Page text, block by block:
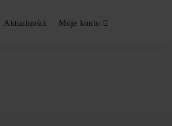
Aktualności Moje konto